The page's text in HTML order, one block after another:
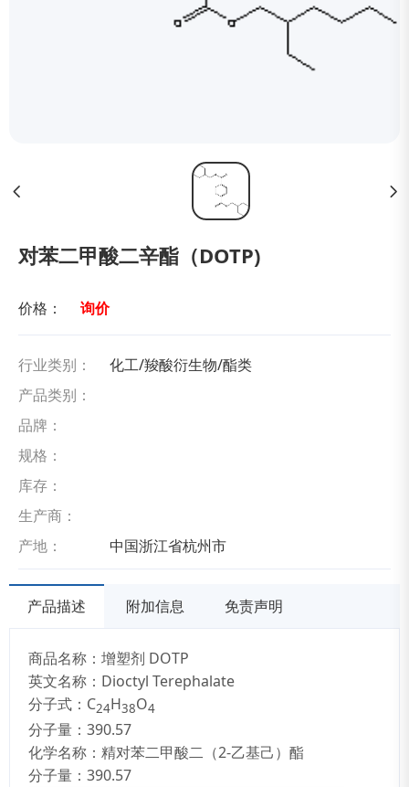
对苯二甲酸二辛酯（DOTP)
价格： 询价
行业类别：
化工/羧酸衍生物/酯类
产品类别：
品牌：
规格：
库存：
生产商：
产地：
中国浙江省杭州市
产品描述 附加信息 免责声明
商品名称：增塑剂 DOTP
英文名称：Dioctyl Terephalate
分子式：C24H38O4
分子量：390.57
化学名称：精对苯二甲酸二（2-乙基己）酯
分子量：390.57